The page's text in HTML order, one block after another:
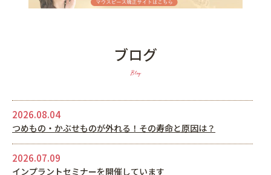
ブログ
Blog
2026.08.04
つめもの・かぶせものが外れる！その寿命と原因は？
2026.07.09
インプラントセミナーを開催しています